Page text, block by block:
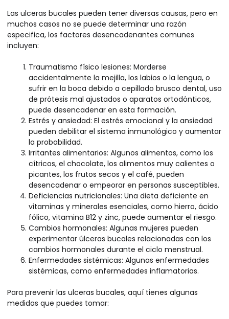
Las ulceras bucales pueden tener diversas causas, pero en
muchos casos no se puede determinar una razón
especifica, los factores desencadenantes comunes
incluyen:
Traumatismo físico lesiones: Morderse
accidentalmente la mejilla, los labios o la lengua, o
sufrir en la boca debido a cepillado brusco dental, uso
de prótesis mal ajustados o aparatos ortodónticos,
puede desencadenar en esta formación.
Estrés y ansiedad: El estrés emocional y la ansiedad
pueden debilitar el sistema inmunológico y aumentar
la probabilidad.
Irritantes alimentarios: Algunos alimentos, como los
cítricos, el chocolate, los alimentos muy calientes o
picantes, los frutos secos y el café, pueden
desencadenar o empeorar en personas susceptibles.
Deficiencias nutricionales: Una dieta deficiente en
vitaminas y minerales esenciales, como hierro, ácido
fólico, vitamina B12 y zinc, puede aumentar el riesgo.
Cambios hormonales: Algunas mujeres pueden
experimentar úlceras bucales relacionadas con los
cambios hormonales durante el ciclo menstrual.
Enfermedades sistémicas: Algunas enfermedades
sistémicas, como enfermedades inflamatorias.
Para prevenir las ulceras bucales, aquí tienes algunas
medidas que puedes tomar: